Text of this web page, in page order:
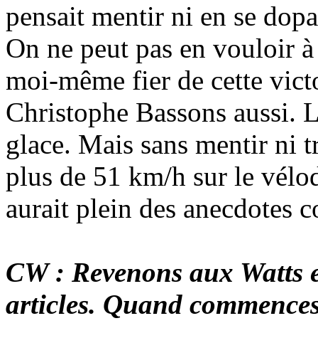
pensait mentir ni en se
On ne peut pas en vouloir
moi-même fier de cette
Christophe Bassons aussi.
glace. Mais sans mentir ni
plus de 51 km/h sur le
aurait plein des anecdotes
CW : Revenons aux
articles. Quand